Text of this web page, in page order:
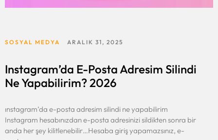
SOSYAL MEDYA ARALIK 31, 2025
Instagram’da E-Posta Adresim Silindi
Ne Yapabilirim? 2026
ınstagram’da e-posta adresim silindi ne yapabilirim
Instagram hesabınızdan e-posta adresinizi sildikten sonra bir
anda her şey kilitlenebilir…Hesaba giriş yapamazsınız, e-